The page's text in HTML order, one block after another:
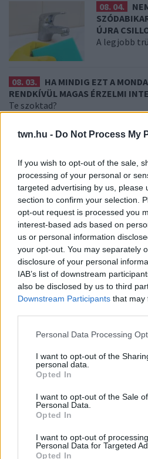
twn.hu - Do Not Process My
If you wish to opt-out of the sale,
processing of your personal or
targeted advertising by us, please
section to confirm your selection.
opt-out request is processed you
interest-based ads based on
us or personal information
your opt-out. You may separately
disclosure of your personal
IAB’s list of downstream
also be disclosed by us to third
Downstream Participants that may
Please note that this website/app
not limited to your visit or usage
grant or deny consent to Google
use your data for below specified
consent section.
Personal Data Processing
I want to opt-out of the
personal data.
Opted In
I want to opt-out of the Sale
Personal Data.
Opted In
I want to opt-out of
Personal Data for Targeted
Opted In
08. 04.
ÚJRA
A legjobb
08. 03.
HA MINDIG EZT A
RENDKÍVÜL MAGAS ÉRZELMI
Te szoktad?
08. 02.
SOKAN ROSSZUL
EMIATT CSÖKKENHET A HATÁSUK
08. 01.
EGYRE TÖBB
VITAMINHIÁNY – ILYEN JELEKRE
Erre figyelj!
07. 31.
NEM A CITROMSAV, AZ
SZÓDABIKARBÓNA A
SZÁLLODÁKBAN A VÍZKŐ ELLEN
Ez a szer tényleg eltünteti a
24 óra